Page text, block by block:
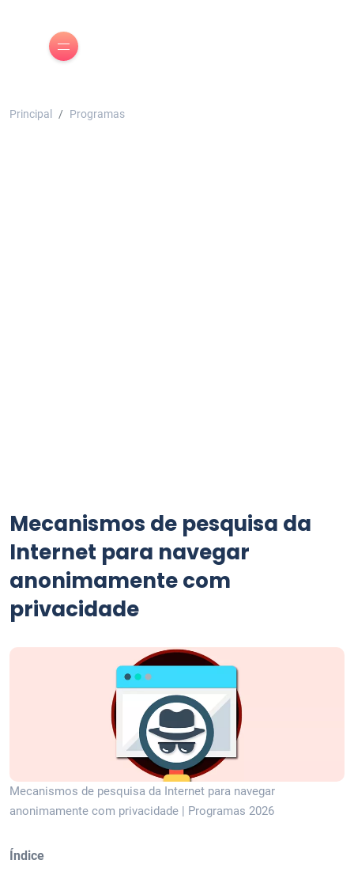
Principal Programas
Mecanismos de pesquisa da
Internet para navegar
anonimamente com
privacidade
Mecanismos de pesquisa da Internet para navegar
anonimamente com privacidade | Programas 2026
Índice